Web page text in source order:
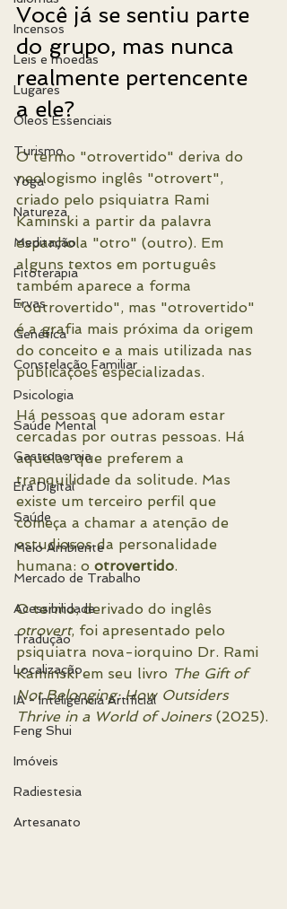
Incensos
Leis e moedas
Lugares
Óleos Essenciais
Turismo
Yoga
Natureza
Meditação
Fitoterapia
Ervas
Genética
Constelação Familiar
Psicologia
Saúde Mental
Gastronomia
Era Digital
Saúde
Meio Ambiente
Mercado de Trabalho
Acessibilidade
Tradução
Localização
IA - Inteligência Artificial
Feng Shui
Imóveis
Radiestesia
Artesanato
Você já se sentiu parte
do grupo, mas nunca
realmente pertencente
a ele?
O termo "otrovertido" deriva do
neologismo inglês "otrovert",
criado pelo psiquiatra Rami
Kaminski a partir da palavra
espanhola "otro" (outro). Em
alguns textos em português
também aparece a forma
"outrovertido", mas "otrovertido"
é a grafia mais próxima da origem
do conceito e a mais utilizada nas
publicações especializadas.
Há pessoas que adoram estar
cercadas por outras pessoas. Há
aquelas que preferem a
tranquilidade da solitude. Mas
existe um terceiro perfil que
começa a chamar a atenção de
estudiosos da personalidade
humana: o otrovertido.
O termo, derivado do inglês
otrovert, foi apresentado pelo
psiquiatra nova-iorquino Dr. Rami
Kaminski em seu livro The Gift of
Not Belonging: How Outsiders
Thrive in a World of Joiners (2025).